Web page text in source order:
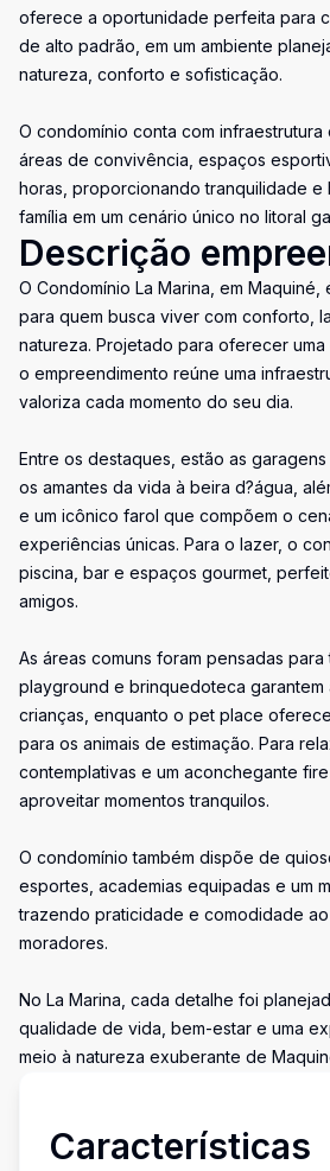
oferece a oportunidade perfeita para
de alto padrão, em um ambiente
natureza, conforto e sofisticação.
O condomínio conta com infraestrutura
áreas de convivência, espaços
horas, proporcionando tranquilidade e
família em um cenário único no litoral
Descrição
O Condomínio La Marina, em
para quem busca viver com conforto,
natureza. Projetado para oferecer
o empreendimento reúne uma
valoriza cada momento do seu dia.
Entre os destaques, estão as
os amantes da vida à beira d?água,
e um icônico farol que compõem o
experiências únicas. Para o lazer, o
piscina, bar e espaços gourmet,
amigos.
As áreas comuns foram pensadas para
playground e brinquedoteca garantem
crianças, enquanto o pet place
para os animais de estimação. Para
contemplativas e um aconchegante
aproveitar momentos tranquilos.
O condomínio também dispõe de
esportes, academias equipadas e um
trazendo praticidade e comodidade
moradores.
No La Marina, cada detalhe foi
qualidade de vida, bem-estar e uma
meio à natureza exuberante de
Características